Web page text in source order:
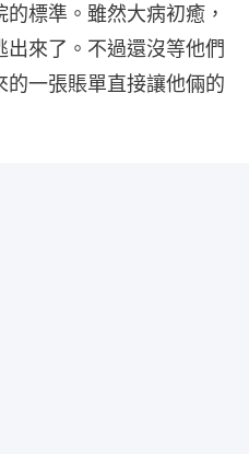
標準。雖然大病初癒，
來了。不過還沒等他們
一張賬單直接讓他倆的